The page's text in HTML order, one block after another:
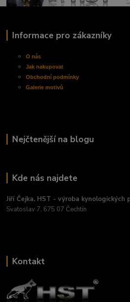
Informace pro zákazníky
O nás
Jak nakupovat
Obchodnípodmínky
Galerie motivů
Nejčtenější na blogu
Kde nás najdete
Jiří Čejka, HST - výroba kynologických
Svatoslav 7, 675 07 Čechtín
Kontakt